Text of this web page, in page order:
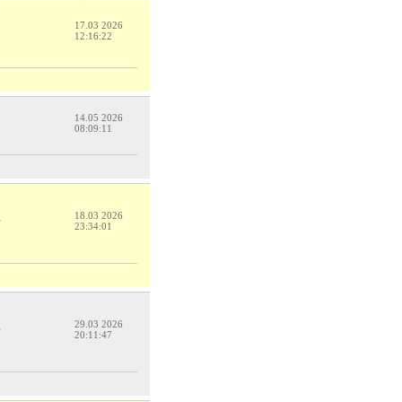
17.03 2026
12:16:22
14.05 2026
08:09:11
18.03 2026
23:34:01
29.03 2026
20:11:47